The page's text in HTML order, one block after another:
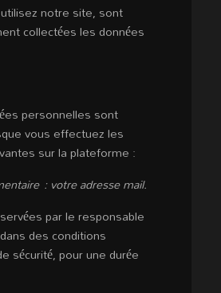
notre site, sont
collectées les données
personnelles sont
vous effectuez les
sur la plateforme :
: votre adresse mail.
par le responsable
des conditions
sécurité, pour une durée